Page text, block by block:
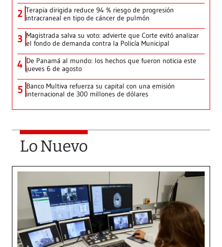
2 Terapia dirigida reduce 94 % riesgo de progresión
intracraneal en tipo de cáncer de pulmón
3 Magistrada salva su voto: advierte que Corte evitó analizar
el fondo de demanda contra la Policía Municipal
4 De Panamá al mundo: los hechos que fueron noticia este
jueves 6 de agosto
5 Banco Multiva refuerza su capital con una emisión
internacional de 300 millones de dólares
Lo Nuevo